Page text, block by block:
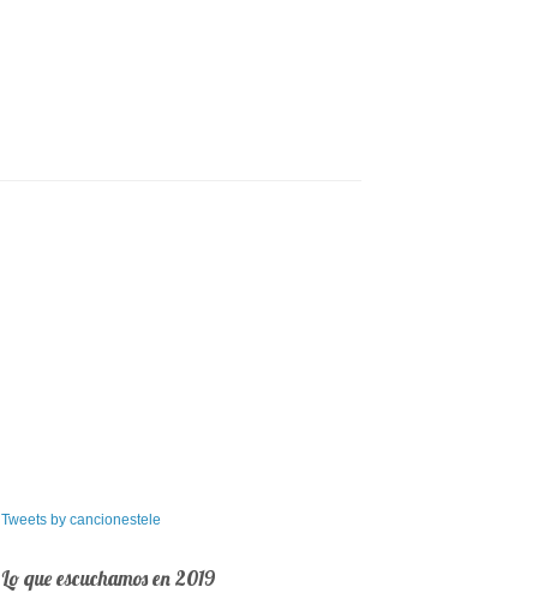
Tweets by cancionestele
Lo que escuchamos en 2019